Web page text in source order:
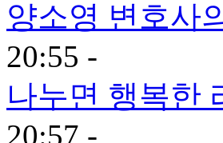
양소영 변호사
20:55 -
나누면 행복한
20:57 -